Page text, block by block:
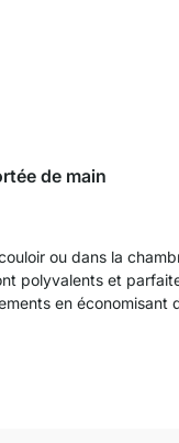
de main
ou dans la
polyvalents et
en économisant